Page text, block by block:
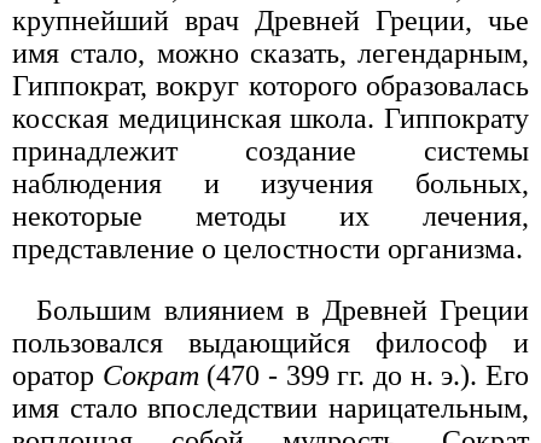
крупнейший врач Древней Греции, чье
имя стало, можно сказать, легендарным,
Гиппократ, вокруг которого образовалась
косская медицинская школа. Гиппократу
принадлежит создание системы
наблюдения и изучения больных,
некоторые методы их лечения,
представление о целостности организма.
Большим влиянием в Древней Греции
пользовался выдающийся философ и
оратор Сократ (470 - 399 гг. до н. э.). Его
имя стало впоследствии нарицательным,